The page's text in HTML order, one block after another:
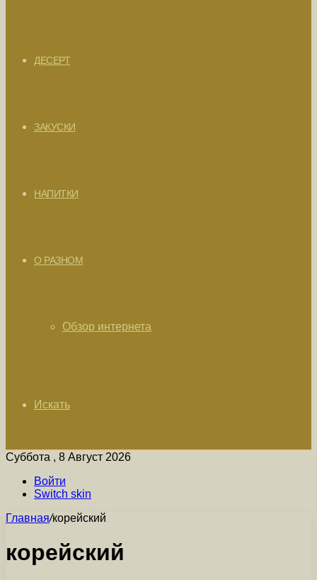
ДЕСЕРТ
ЗАКУСКИ
НАПИТКИ
О РАЗНОМ
Обзор интернета
Искать
Суббота , 8 Август 2026
Войти
Switch skin
Главная/корейский
корейский